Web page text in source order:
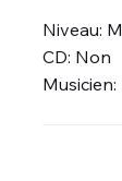
Niveau:
CD: Non
Musicien: